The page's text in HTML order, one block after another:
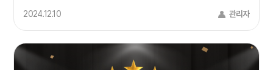
2024.12.10 관리자